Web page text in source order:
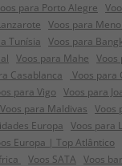
para Porto Alegre
Voos para
Tunísia Voos para
Voos para Mahe Voos
Casablanca Voos para
para Vigo Voos para
Voos para Maldivas Voos
Europa Voos para
Europa | Top Atlântico
Voos SATA Voos